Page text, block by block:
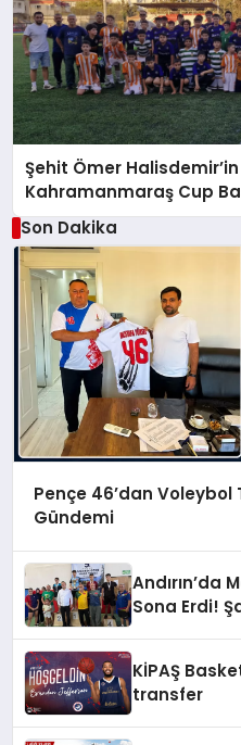
Şehit Ömer
Kahramanmaraş Cup
Son Dakika
Pençe 46’dan Voleybol
Gündemi
Andırın’da
Sona Erdi!
KİPAŞ
transfer